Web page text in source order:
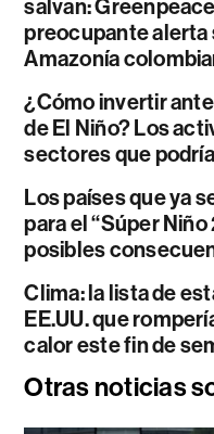
salvan:
preocupante alerta
Amazonía
¿Cómo invertir
de El Niño? Los
sectores que
Los países que ya
para el “Súper
posibles
Clima: la lista de
EE.UU. que
calor este fin de
Otras noticias